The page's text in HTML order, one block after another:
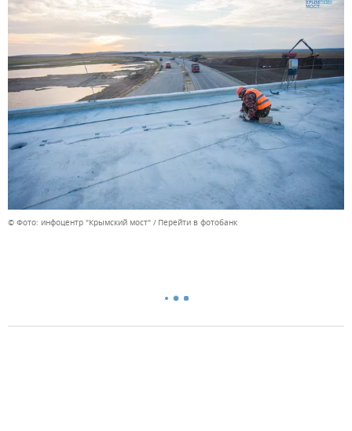
© Фото: инфоцентр "Крымский мост" Перейти в фотобанк